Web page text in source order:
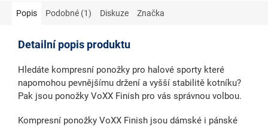
Popis Podobné (1) Diskuze Značka
Detailní popis produktu
Hledáte kompresní ponožky pro halové sporty které
napomohou pevnějšímu držení a vyšší stabilitě kotníku?
Pak jsou ponožky VoXX Finish pro vás správnou volbou.
Kompresní ponožky VoXX Finish jsou dámské i pánské